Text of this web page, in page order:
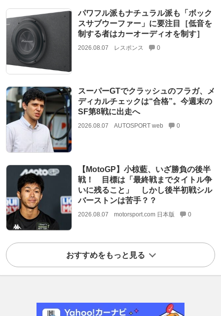
パワフル派もナチュラル派も「ボック
スサブウーファー」に要注目［低音を
制する者はカーオーディオを制す］
2026.08.07 レスポンス 0
スーパーGTでクラッシュのフラガ、メ
ディカルチェックは“合格”。今週末の
SF第8戦に出走へ
2026.08.07 AUTOSPORT web 0
【MotoGP】小椋藍、いざ勝負の後半
戦！ 目標は「最終戦までタイトル争
いに残ること」 しかし後半初戦シル
バーストンは苦手？？
2026.08.07 motorsport.com 日本版 0
おすすめをもっと見る